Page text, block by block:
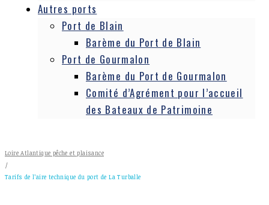
Autres ports
Port de Blain
Barème du Port de Blain
Port de Gourmalon
Barème du Port de Gourmalon
Comité d’Agrément pour l’accueil
des Bateaux de Patrimoine
Loire Atlantique pêche et plaisance
/
Tarifs de l’aire technique du port de La Turballe